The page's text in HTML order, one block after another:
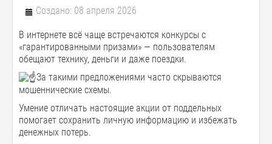
Создано: 08 апреля 2026
В интернете всё чаще встречаются конкурсы с
«гарантированными призами» — пользователям
обещают технику, деньги и даже поездки.
За такими предложениями часто скрываются
мошеннические схемы.
Умение отличать настоящие акции от поддельных
помогает сохранить личную информацию и избежать
денежных потерь.